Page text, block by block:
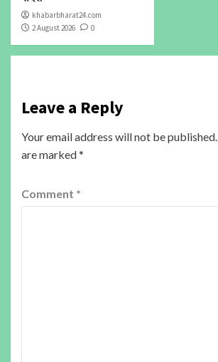
khabarbharat24.com
2 August 2026
0
Leave a Reply
Your email address will not be published.
are marked*
Comment *